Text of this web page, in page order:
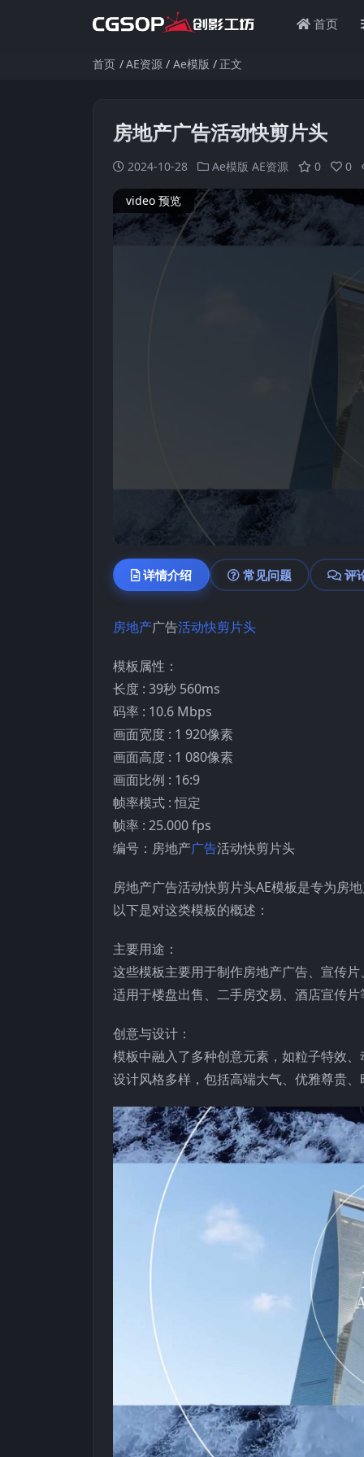
首页
首页 AE资源 Ae模版 正文
房地产广告活动快剪片头
2024-10-28 Ae模版 AE资源 0 0
video 预览
详情介绍 常见问题 评
房地产广告活动快剪片头
模板属性：
长度 : 39秒 560ms
码率 : 10.6 Mbps
画面宽度 : 1 920像素
画面高度 : 1 080像素
画面比例 : 16:9
帧率模式 : 恒定
帧率 : 25.000 fps
编号：房地产广告活动快剪片头
房地产广告活动快剪片头AE模板是专为房
以下是对这类模板的概述：
主要用途：
这些模板主要用于制作房地产广告、宣传
适用于楼盘出售、二手房交易、酒店宣传
创意与设计：
模板中融入了多种创意元素，如粒子特效
设计风格多样，包括高端大气、优雅尊贵